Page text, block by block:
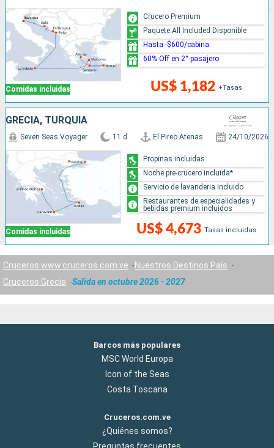
Comidas incluidas US$ 1,182 +Tasas
Crucero Premium
Paquete All Included Disponible
Hasta -$600/cabina
60% Off en 2° pasajero
GRECIA, TURQUÍA
Comidas incluidas
Seven Seas Voyager 11 d El Pireo Atenas 24/10/2026
US$ 4,673 Tasas incluidas
Propinas incluidas
Noche pre-crucero incluida*
Servicio de lavanderia incluido
Restaurantes de especialidades y
bebidas premium incluidos
Cruceros www.cruceros.com.ve
Nuestros Destinos País
Cruceros Grecia
Salida en octubre 2026 - 2027
Barcos más populares
MSC World Europa
Icon of the Seas
Costa Toscana
Cruceros.com.ve
¿Quiénes somos?